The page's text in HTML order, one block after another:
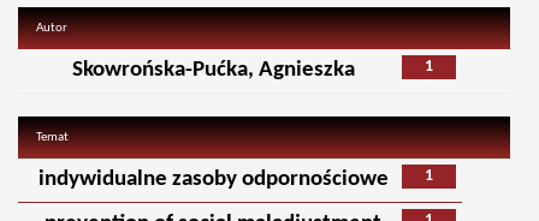
Autor
1
Skowrońska-Pućka, Agnieszka
Temat
1
indywidualne zasoby odpornościowe